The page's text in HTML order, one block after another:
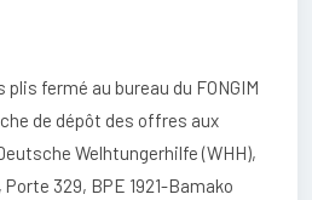
plis fermé au bureau du FONGIM
de dépôt des offres aux
Welhtungerhilfe (WHH),
329, BPE 1921-Bamako